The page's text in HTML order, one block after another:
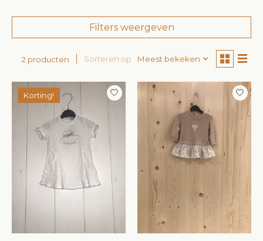
Filters weergeven
2 producten Sorteren op Meest bekeken
Korting!